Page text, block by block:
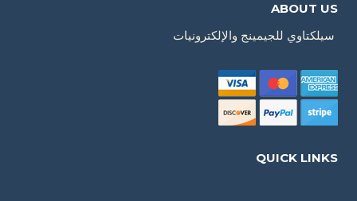
ABOUT US
سيلكتاوي للجيمينج والإلكترونيات
QUICK LINKS